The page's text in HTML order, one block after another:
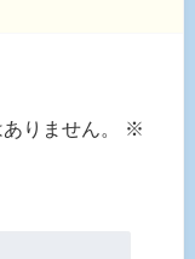
りません。
※